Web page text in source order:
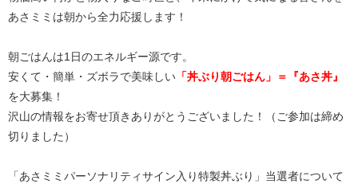
あさミミは朝から全力応援します！
朝ごはんは1日のエネルギー源です。
安くて・簡単・ズボラで美味しい 「丼ぶり朝ごはん」＝『あさ丼』
を大募集！
沢山の情報をお寄せ頂きありがとうございました！（ご参加は締め
切りました）
「あさミミパーソナリティサイン入り特製丼ぶり」当選者について